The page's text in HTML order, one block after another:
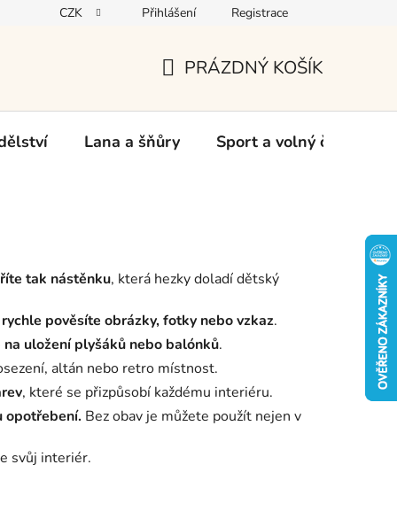
CZK Přihlášení Registrace
KOŠÍK
PRÁZDNÝ KOŠÍK
Lana a šňůry Sport a volný čas
tak nástěnku, která hezky doladí dětský
rychle pověsíte obrázky, fotky nebo vzkaz.
uložení plyšáků nebo balónků.
altán nebo retro místnost.
, které se přizpůsobí každému interiéru.
opotřebení. Bez obav je můžete použít nejen v
svůj interiér.